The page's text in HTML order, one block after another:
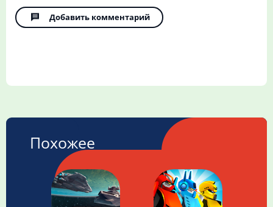
Добавить комментарий
Похожее